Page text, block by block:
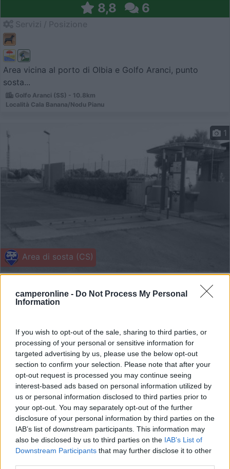
camperonline - Do Not Process My Personal
Information
If you wish to opt-out of the sale, sharing to third parties, or
processing of your personal or sensitive information for
targeted advertising by us, please use the below opt-out
section to confirm your selection. Please note that after your
opt-out request is processed you may continue seeing
interest-based ads based on personal information utilized by
us or personal information disclosed to third parties prior to
your opt-out. You may separately opt-out of the further
disclosure of your personal information by third parties on the
IAB’s list of downstream participants. This information may
also be disclosed by us to third parties on the IAB’s List of
Downstream Participants that may further disclose it to other
8,8 6
Area vicina al porto di Olbia e Golfo Aranci, punto
sosta...
Golfo Aranci (SS) - 10.8km
Località Cala Banana/Nodu Pianu
Area di sosta (CS)
1
7,7 6
Carico e scarico con colonnina automatizzata a
pagamento.
Olbia (SS) - 12.4km